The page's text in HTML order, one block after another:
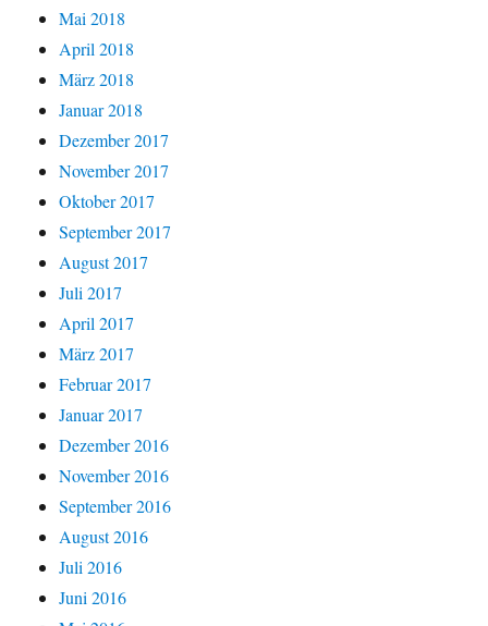
Mai 2018
April 2018
März 2018
Januar 2018
Dezember 2017
November 2017
Oktober 2017
September 2017
August 2017
Juli 2017
April 2017
März 2017
Februar 2017
Januar 2017
Dezember 2016
November 2016
September 2016
August 2016
Juli 2016
Juni 2016